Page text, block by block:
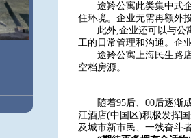
途羚公寓此类集中式
住环境。企业无需再额外
此外,企业还可以与公
工的日常管理和沟通。企
途羚公寓上海民生路
空档房源。
随着95后、00后逐渐
江酒店(中国区)积极发挥
及城市新市民、一线奋斗